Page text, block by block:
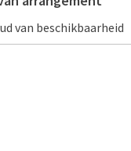
van beschikbaarheid